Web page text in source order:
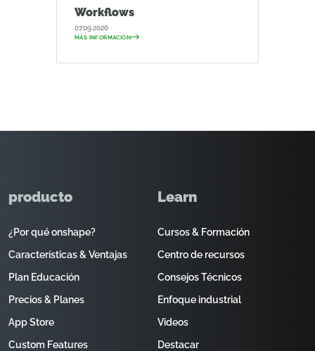
Workflows
07.09.2026
MÁS INFORMACIÓN
producto
¿Por qué onshape?
Características & Ventajas
Plan Educación
Precios & Planes
App Store
Custom Features
Learn
Cursos & Formación
Centro de recursos
Consejos Técnicos
Enfoque industrial
Videos
Destacar